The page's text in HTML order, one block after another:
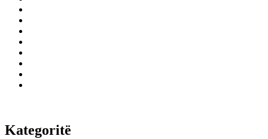
Kategoritë